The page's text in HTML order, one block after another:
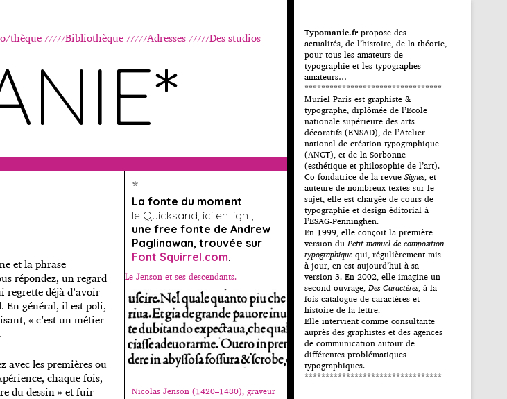
thèque Bibliothèque Adresses Des studios
et la phrase
répondez, un regard
regrette déjà d’avoir
En général, il est poli,
« c’est un métier
avec les premières ou
chaque fois,
du dessin » et fuir
*
La fonte du moment
le Quicksand, ici en light,
une free fonte de Andrew
Paglinawan, trouvée sur
Font Squirrel.com.
Le Jenson et ses descendants.
Nicolas Jenson (1420–1480), graveur
Typomanie.fr propose des
actualités, de l’histoire, de la théorie,
pour tous les amateurs de
typographie et les typographes-
amateurs…
*********************************
Muriel Paris est graphiste &
typographe, diplômée de l’Ecole
nationale supérieure des arts
décoratifs (ENSAD), de l’Atelier
national de création typographique
(ANCT), et de la Sorbonne
(esthétique et philosophie de l’art).
Co-fondatrice de la revue Signes, et
auteure de nombreux textes sur le
sujet, elle est chargée de cours de
typographie et design éditorial à
l’ESAG-Penninghen.
En 1999, elle conçoit la première
version duPetit manuel de composition
typographique qui, régulièrement mis
à jour, en est aujourd’hui à sa
version 3. En 2002, elle imagine un
second ouvrage, Des Caractères, à la
fois catalogue de caractères et
histoire de la lettre.
Elle intervient comme consultante
auprès des graphistes et des agences
de communication autour de
différentes problématiques
typographiques.
*********************************